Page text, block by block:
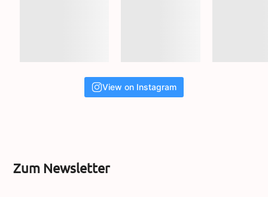
View on Instagram
Zum Newsletter